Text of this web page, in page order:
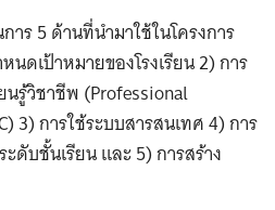
าร 5 ด้านที่นำมาใช้ในโครงการ
ดเป้าหมายของโรงเรียน 2) การ
นรู้วิชาชีพ (Professional
3) การใช้ระบบสารสนเทศ 4) การ
ดับชั้นเรียน และ 5) การสร้าง